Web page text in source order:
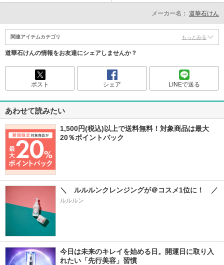
メーカー名： 道華石けん
関連アイテムカテゴリ もっとみる
道華石けんの情報をお友達にシェアしませんか？
ポスト シェア LINEで送る
あわせて読みたい
1,500円(税込)以上で送料無料！対象商品は最大
20％ポイントバック
＼　ルルルンクレンジングが＠コスメ1位に！　／
ルルルン
今日は未来のキレイを始める日。開運日に取り入
れたい「先行美容」習慣